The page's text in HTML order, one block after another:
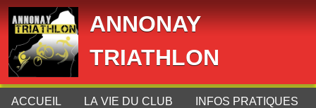
ANNONAY
TRIATHLON
ACCUEIL LA VIE DU CLUB INFOS PRATIQUES
Panneau de gestion des cookies